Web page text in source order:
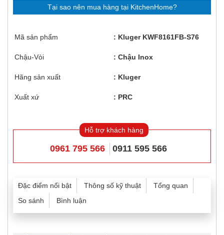
Tại sao nên mua hàng tại KitchenHome?
Mã sản phẩm Kluger KWF8161FB-S76
Chậu-Vòi Chậu Inox
Hãng sản xuất Kluger
Xuất xứ PRC
Hỗ trợ khách hàng
0961 795 566 0911 595 566
Đặc điểm nổi bật Thông số kỹ thuật
Tổng quan
So sánh
Bình luận